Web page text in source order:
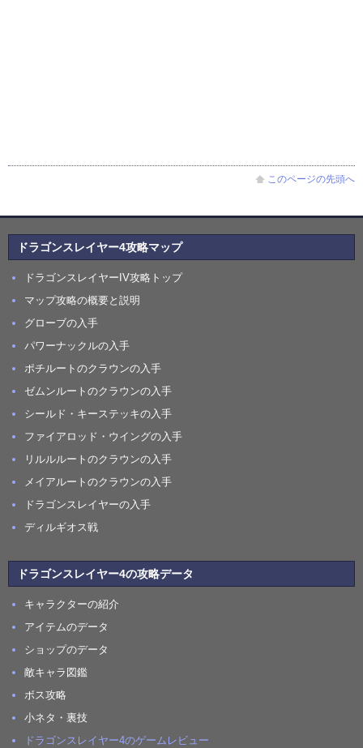
このページの先頭へ
ドラゴンスレイヤー4攻略マップ
ドラゴンスレイヤーIV攻略トップ
マップ攻略の概要と説明
グローブの入手
パワーナックルの入手
ポチルートのクラウンの入手
ゼムンルートのクラウンの入手
シールド・キーステッキの入手
ファイアロッド・ウイングの入手
リルルルートのクラウンの入手
メイアルートのクラウンの入手
ドラゴンスレイヤーの入手
ディルギオス戦
ドラゴンスレイヤー4の攻略データ
キャラクターの紹介
アイテムのデータ
ショップのデータ
敵キャラ図鑑
ボス攻略
小ネタ・裏技
ドラゴンスレイヤー4のゲームレビュー